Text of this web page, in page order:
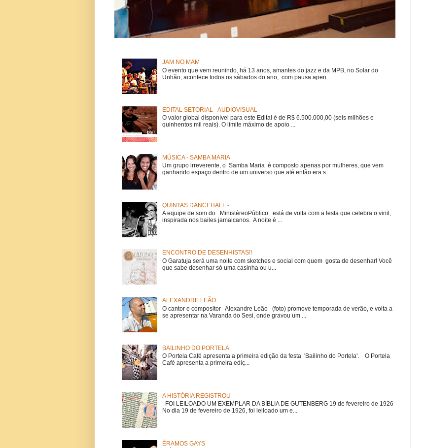
JAM NO MAM
O evento que vem reunindo, há 13 anos, amantes do jazz e da MPB, no Solar do
Unhão, acontece todos os sábados do ano, com pausa apen...
EDITAL SETORIAL - AUDIOVISUAL
O valor global disponível para este Edital é de R$ 6.500.000,00 (seis milhões e
quinhentos mil reais). O limite máximo de apoio ...
MÚSICA - SAMBA MARIA
Um grupo irreverente, o Samba Maria é composto apenas por mulheres, que vem
ganhando espaço dentro de um universo que até então era s...
QUINTAS DANCEHALL -
A equipe de som do MinistéreoPúblico está de volta com a festa que celebra o vinil,
inspirada nos bailes jamaicanos. A noite é ...
ENCONTRO DE DESENHISTAS!!
O Garatuja será uma noite com sketches e social com quem gosta de desenhar! Você
que sabe desenhar só uma casinha ou u...
ALEXANDRE LEÃO
O cantor e compositor Alexandre Leão (foto) promove temporada de verão, e volta a
se apresentar na Varanda do Sesi, onde gravou um ...
BAILINHO DO PORTELA
O Portela Café apresenta a primeira edição da festa 'Bailinho do Portela'. O Portela
Café apresenta a primeira ediç...
A HISTÓRIA REGISTROU
FOI LEILOADO UM EXEMPLAR DA BÍBLIA DE GUTENBERG 19 de fevereiro de 1926
No dia 19 de fevereiro de 1926, foi leiloado um e...
ÉRAMOS GAYS